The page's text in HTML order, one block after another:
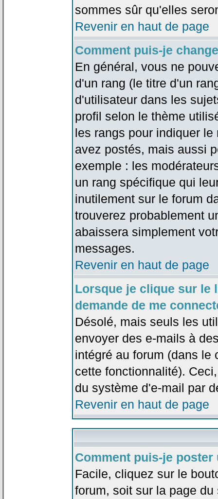
sommes sûr qu'elles
Revenir en haut de page
Comment puis-je
En général, vous ne
d'un rang (le titre d'un
d'utilisateur dans les
profil selon le thème
les rangs pour indiquer
avez postés, mais aussi
exemple : les
un rang spécifique qui
inutilement sur le forum
trouverez probablement
abaissera simplement
messages.
Revenir en haut de page
Lorsque je clique sur le
demande de me
Désolé, mais seuls les
envoyer des e-mails à
intégré au forum (dans le
cette fonctionnalité).
du système d'e-mail par
Revenir en haut de page
Comment puis-je
Facile, cliquez sur le
forum, soit sur la page